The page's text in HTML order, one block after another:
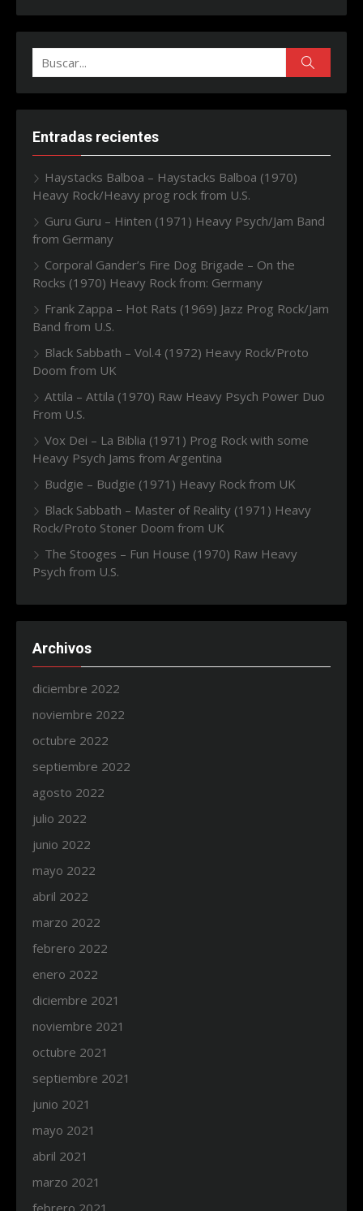
Buscar:
Entradas recientes
Haystacks Balboa – Haystacks Balboa (1970)
Heavy Rock/Heavy prog rock from U.S.
Guru Guru – Hinten (1971) Heavy Psych/Jam Band
from Germany
Corporal Gander’s Fire Dog Brigade – On the
Rocks (1970) Heavy Rock from: Germany
Frank Zappa – Hot Rats (1969) Jazz Prog Rock/Jam
Band from U.S.
Black Sabbath – Vol.4 (1972) Heavy Rock/Proto
Doom from UK
Attila – Attila (1970) Raw Heavy Psych Power Duo
From U.S.
Vox Dei – La Biblia (1971) Prog Rock with some
Heavy Psych Jams from Argentina
Budgie – Budgie (1971) Heavy Rock from UK
Black Sabbath – Master of Reality (1971) Heavy
Rock/Proto Stoner Doom from UK
The Stooges – Fun House (1970) Raw Heavy
Psych from U.S.
Archivos
diciembre 2022
noviembre 2022
octubre 2022
septiembre 2022
agosto 2022
julio 2022
junio 2022
mayo 2022
abril 2022
marzo 2022
febrero 2022
enero 2022
diciembre 2021
noviembre 2021
octubre 2021
septiembre 2021
junio 2021
mayo 2021
abril 2021
marzo 2021
febrero 2021